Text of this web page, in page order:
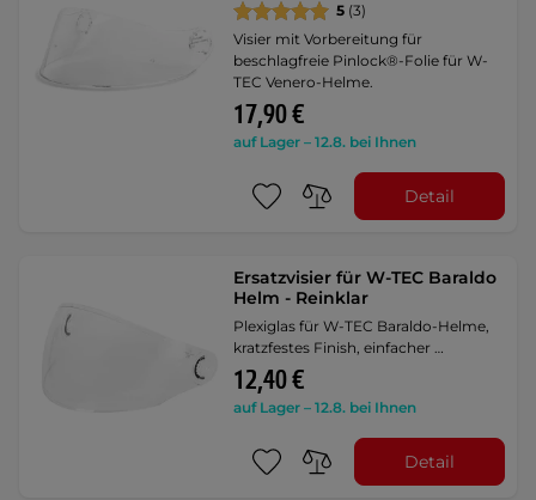
5 (3)
Visier mit Vorbereitung für
beschlagfreie Pinlock®-Folie für W-
TEC Venero-Helme.
17,90 €
auf Lager – 12.8. bei Ihnen
Detail
Ersatzvisier für W-TEC Baraldo
Helm - Reinklar
Plexiglas für W-TEC Baraldo-Helme,
kratzfestes Finish, einfacher …
12,40 €
auf Lager – 12.8. bei Ihnen
Detail